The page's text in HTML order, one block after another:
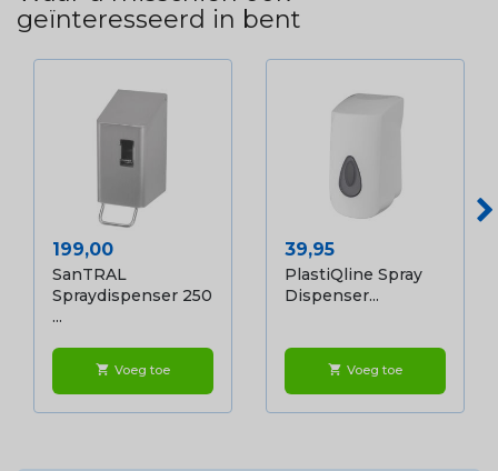
geïnteresseerd in bent
Prijs
199,00
SanTRAL
Spraydispenser 250
...
shopping_cart Voeg toe
Prijs
39,95
PlastiQline Spray
Dispenser...
shopping_cart Voeg toe